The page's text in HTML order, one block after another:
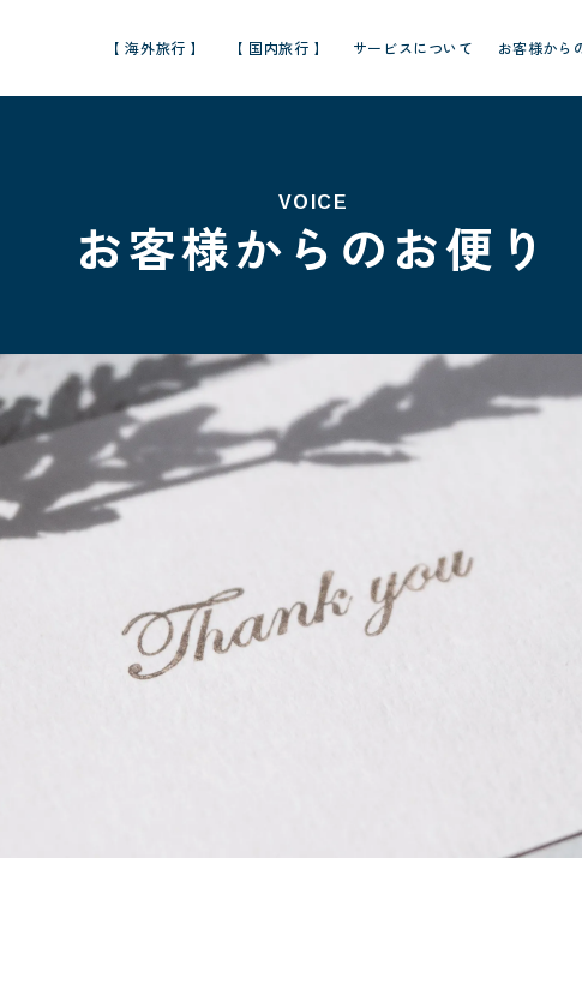
【 海外旅行 】 【 国内旅行 】 サービスについて お客様から
VOICE
お客様からのお便り